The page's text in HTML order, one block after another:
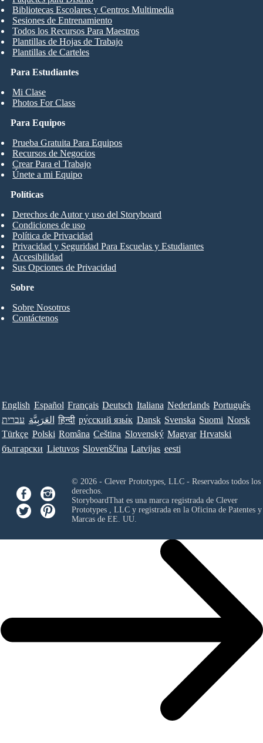
Para Estudiantes
Mi Clase
Photos For Class
Bibliotecas Escolares y Centros Multimedia
Sesiones de Entrenamiento
Todos los Recursos Para Maestros
Plantillas de Hojas de Trabajo
Plantillas de Carteles
Para Equipos
Prueba Gratuita Para Equipos
Recursos de Negocios
Crear Para el Trabajo
Únete a mi Equipo
Sobre
Sobre Nosotros
Contáctenos
Políticas
Derechos de Autor y uso del Storyboard
Condiciones de uso
Política de Privacidad
Privacidad y Seguridad Para Escuelas y Estudiantes
Accesibilidad
Sus Opciones de Privacidad
English Español Français Deutsch Italiana Nederlands Português
עברית العَرَبِيَّة हिन्दी ру́сский язы́к Dansk Svenska Suomi Norsk
Türkçe Polski Româna Ceština Slovenský Magyar Hrvatski
български Lietuvos Slovenščina Latvijas eesti
© 2026 - Clever Prototypes, LLC - Reservados todos los
derechos.
StoryboardThat es una marca registrada de Clever
Prototypes , LLCy registrada en la Oficina de Patentes y
Marcas de EE. UU.